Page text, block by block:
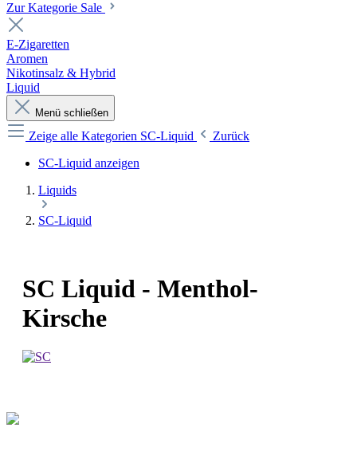
Zur Kategorie Sale
E-Zigaretten
Aromen
Nikotinsalz & Hybrid
Liquid
Menü schließen
Zeige alle Kategorien SC-Liquid
Zurück
SC-Liquid anzeigen
Liquids
SC-Liquid
SC Liquid - Menthol-
Kirsche